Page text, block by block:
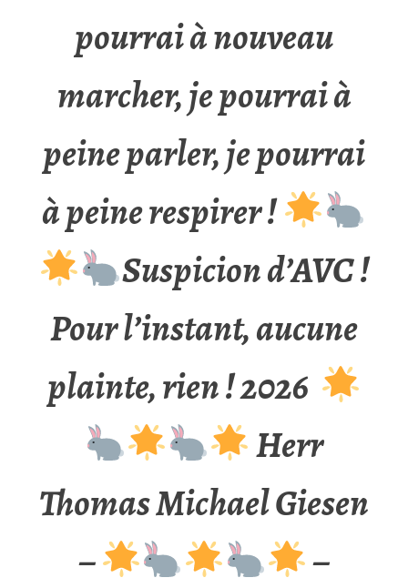
pourrai à nouveau
marcher, je pourrai à
peine parler, je pourrai
à peine respirer !
Suspicion d’AVC !
Pour l’instant, aucune
plainte, rien ! 2026
Herr
Thomas Michael Giesen
–
–